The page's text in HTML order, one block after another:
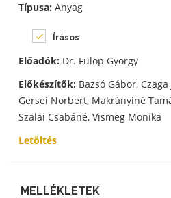
Típusa: Anyag
Írásos
Előadók: Dr. Fülöp György
Előkészítők: Bazsó Gábor,
Gersei Norbert, Makrányiné
Szalai Csabáné, Vismeg Monika
Letöltés
MELLÉKLETEK